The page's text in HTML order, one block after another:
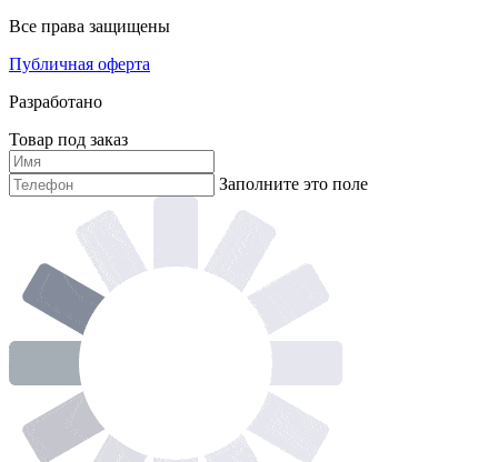
Все права защищены
Публичная оферта
Разработано
Товар под заказ
Заполните это поле